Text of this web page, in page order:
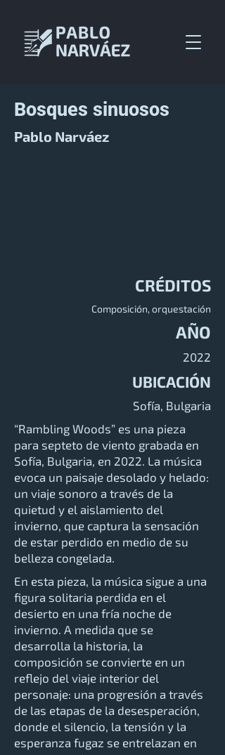
Bosques sinuosos
Pablo Narváez
CRÉDITOS
Composición, orquestación
AÑO
2022
UBICACIÓN
Sofía, Bulgaria
“Rambling Woods” es una pieza
para septeto de viento grabada en
Sofía, Bulgaria, en 2022. La música
evoca un paisaje desolado y helado:
un viaje sonoro a través de la
quietud y el aislamiento del
invierno, que captura la sensación
de estar perdido en medio de su
belleza congelada.
En esta pieza, la música sigue a una
figura solitaria perdida en el
desierto en una fría noche de
invierno. A medida que se
desarrolla la historia, la
composición se convierte en un
reflejo del viaje interior del
personaje: una progresión a través
de las etapas de la desesperación,
donde el silencio, la tensión y la
esperanza fugaz se entrelazan en